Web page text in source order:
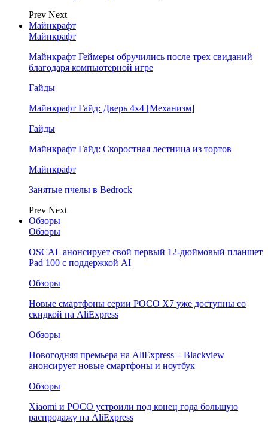
Prev Next
Майнкрафт
Майнкрафт
Майнкрафт Геймеры обручились после трех свиданий
благодаря компьютерной игре
Гайды
Майнкрафт Гайд: Дверь 4х4 [Механизм]
Гайды
Майнкрафт Гайд: Скоростная лестница из тортов
Майнкрафт
Занятые пчелы в Bedrock
Prev Next
Обзоры
Обзоры
OSCAL анонсирует свой первый 12-дюймовый планшет
Pad 100 с поддержкой AI
Обзоры
Новые смартфоны серии POCO X7 уже доступны со
скидкой на AliExpress
Обзоры
Новогодняя премьера на AliExpress – Blackview
анонсирует новые смартфоны и ноутбук
Обзоры
Xiaomi и POCO устроили под конец года большую
распродажу на AliExpress